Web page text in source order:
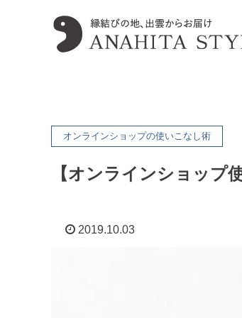
オンラインショップの使いこなし術
【オンラインショップ
2019.10.03